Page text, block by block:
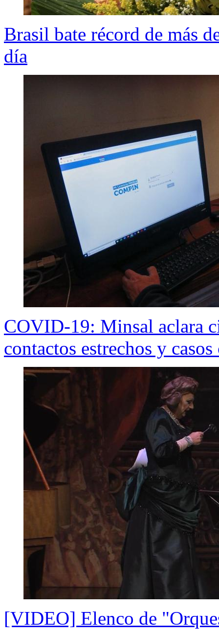
Brasil bate récord de más
día
COVID-19: Minsal aclara
contactos estrechos y
[VIDEO] Elenco de